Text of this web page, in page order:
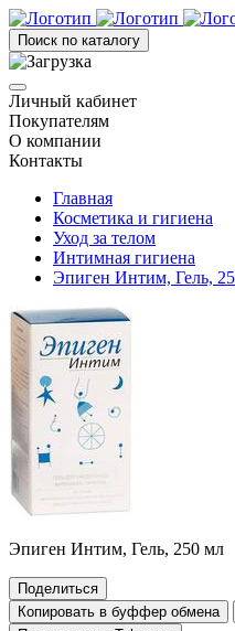
Поиск по каталогу
Личный кабинет
Покупателям
О компании
Контакты
Главная
Косметика и гигиена
Уход за телом
Интимная гигиена
Эпиген Интим, Гель,
Эпиген Интим, Гель, 250 мл
Поделиться
Копировать в буффер обмена